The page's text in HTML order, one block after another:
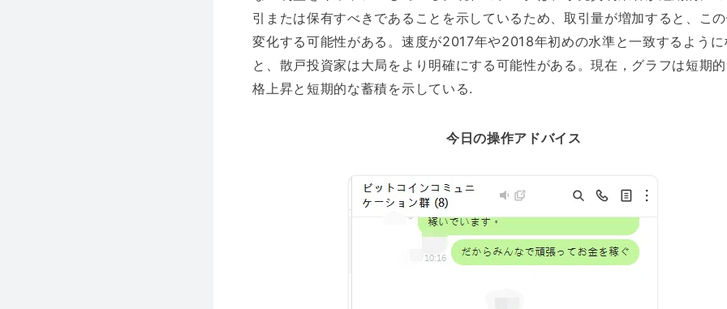
引または保有すべきであることを示しているため、取引量が増加すると、こ
変化する可能性がある。速度が2017年や2018年初めの水準と一致するように
と、散戸投資家は大局をより明確にする可能性がある。現在，グラフは短期
格上昇と短期的な蓄積を示している.
今日の操作アドバイス